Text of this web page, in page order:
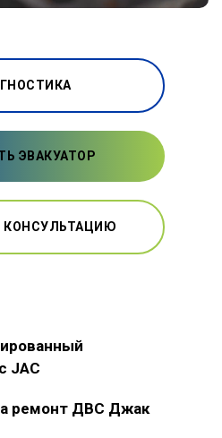
ЭВАКУАТОР
КОНСУЛЬТАЦИЮ
JAC
ремонт ДВС Джак